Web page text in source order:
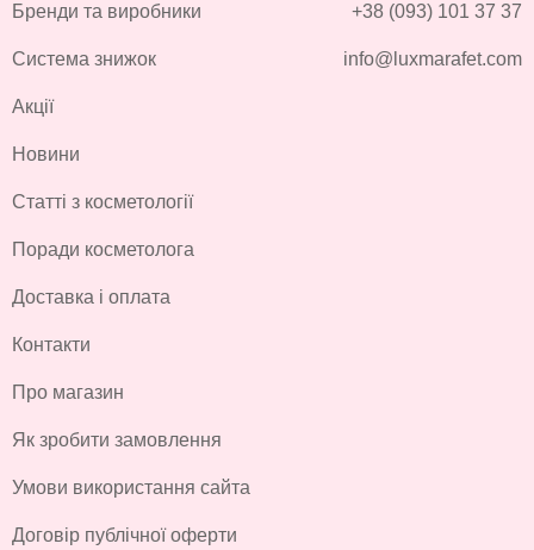
Бренди та виробники
Система знижок
Акції
Новини
Статті з косметології
Поради косметолога
Доставка і оплата
Контакти
Про магазин
Як зробити замовлення
Умови використання сайта
Договір публічної оферти
+38 (093) 101 37 37
info@luxmarafet.com